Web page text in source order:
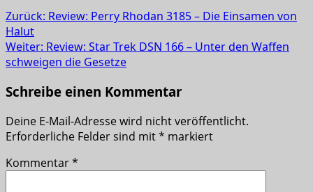
Zurück: Review: Perry Rhodan 3185 – Die Einsamen von
Halut
Weiter: Review: Star Trek DSN 166 – Unter den Waffen
schweigen die Gesetze
Schreibe einen Kommentar
Deine E-Mail-Adresse wird nicht veröffentlicht.
Erforderliche Felder sind mit* markiert
Kommentar*